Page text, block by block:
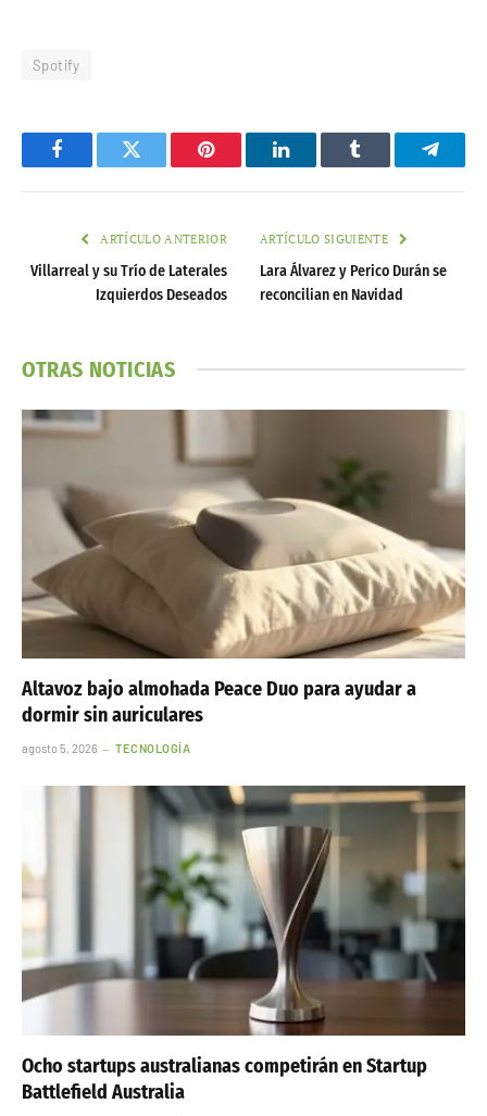
Spotify
FacebookTwitter Pinterest LinkedInTumblr
ARTÍCULO ANTERIOR
Villarreal y su Trío de Laterales
Izquierdos Deseados
ARTÍCULO SIGUIENTE
Lara Álvarez y Perico Durán se
reconcilian en Navidad
OTRAS NOTICIAS
Altavoz bajo almohada Peace Duo para ayudar a
dormir sin auriculares
agosto 5, 2026 TECNOLOGÍA
Ocho startups australianas competirán en Startup
Battlefield Australia